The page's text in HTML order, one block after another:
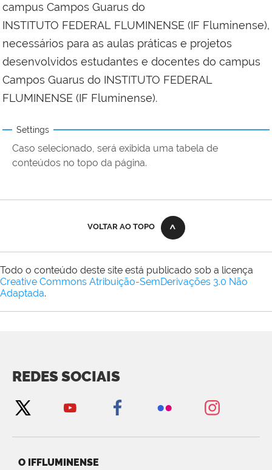
campus Campos Guarus do
INSTITUTO FEDERAL FLUMINENSE (IF Fluminense),
necessários para as aulas práticas e projetos
desenvolvidos estudantes e docentes do campus
Campos Guarus do INSTITUTO FEDERAL
FLUMINENSE (IF Fluminense).
Settings
Caso selecionado, será exibida uma tabela de
conteúdos no topo da página.
VOLTAR AO TOPO
Todo o conteúdo deste site está publicado sob a licença
Creative Commons Atribuição-SemDerivações 3.0 Não
Adaptada.
REDES SOCIAIS
O IFFLUMINENSE